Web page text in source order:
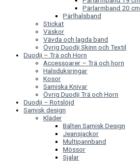
Pärlarmband 20 cm
Pärlhalsband
Stickat
Väskor
Vävda och lagda band
Övrig Duodji Skinn och Textil
Duodji – Trä och Horn
Accessoarer – Trä och horn
Halsduksringar
Kosor
Samiska Knivar
Övrig Duodji Trä och Horn
Duodji – Rotslöjd
Samisk design
Kläder
Bälten Samisk Design
Jeansjackor
Multipannband
Mössor
Sjalar